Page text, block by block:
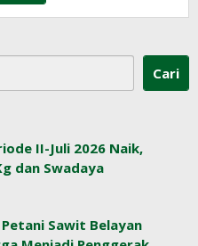
Cari
II-Juli 2026 Naik,
dan Swadaya
Sawit Belayan